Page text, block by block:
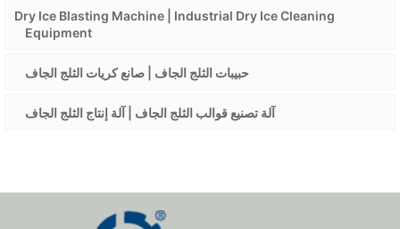
Dry Ice Blasting Machine | Industrial Dry Ice Cleaning
Equipment
حبيبات الثلج الجاف | صانع كريات الثلج الجاف
آلة تصنيع قوالب الثلج الجاف | آلة إنتاج الثلج الجاف